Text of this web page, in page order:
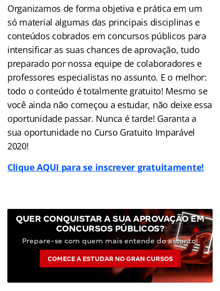
Organizamos de forma objetiva e prática em um
só material algumas das principais disciplinas e
conteúdos cobrados em concursos públicos para
intensificar as suas chances de aprovação, tudo
preparado por nossa equipe de colaboradores e
professores especialistas no assunto. E o melhor:
todo o conteúdo é totalmente gratuito! Mesmo se
você ainda não começou a estudar, não deixe essa
oportunidade passar. Nunca é tarde! Garanta a
sua oportunidade no Curso Gratuito Imparável
2020!
Clique AQUI para se inscrever gratuitamente!
QUER CONQUISTAR A SUA APROVAÇÃO EM
CONCURSOS PÚBLICOS?
Prepare-se com quem mais entende do assunto!
COMECE A ESTUDAR NO GRAN CURSOS